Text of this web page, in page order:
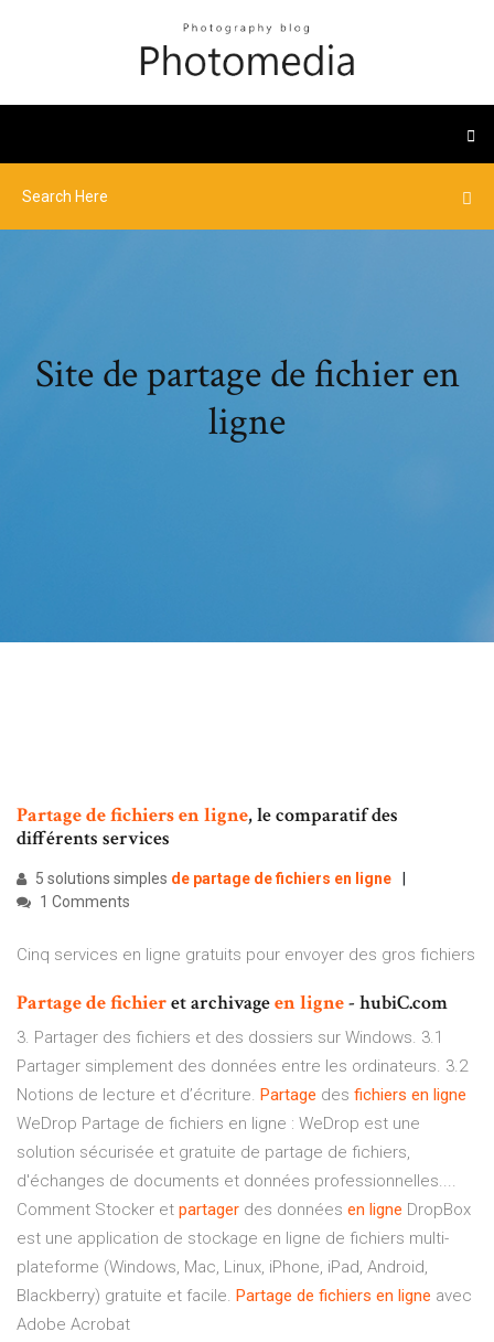
Site de partage de fichier en
ligne
Partagedefichiersenligne, le comparatif des
différents services
5 solutions simples de partage defichiers en ligne
1 Comments
Cinq services en ligne gratuits pour envoyer des gros fichiers
Partagedefichieret archivageenligne- hubiC.com
3. Partager des fichiers et des dossiers sur Windows. 3.1
Partager simplement des données entre les ordinateurs. 3.2
Notions de lecture et d’écriture. Partage des fichiers en ligne
WeDrop Partage de fichiers en ligne : WeDrop est une
solution sécurisée et gratuite de partage de fichiers,
d'échanges de documents et données professionnelles....
Comment Stocker et partager des données en ligne DropBox
est une application de stockage en ligne de fichiers multi-
plateforme (Windows, Mac, Linux, iPhone, iPad, Android,
Blackberry) gratuite et facile. Partage de fichiers en ligne avec
Adobe Acrobat